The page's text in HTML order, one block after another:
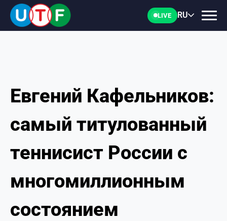
LIVE RU
ГЛАВНАЯ
ФТУ
НОВОСТИ
ДОКУМЕНТЫ
ПЕРСОНАЛИИ
Евгений Кафельников:
самый титулованный
теннисист России с
многомиллионным
состоянием